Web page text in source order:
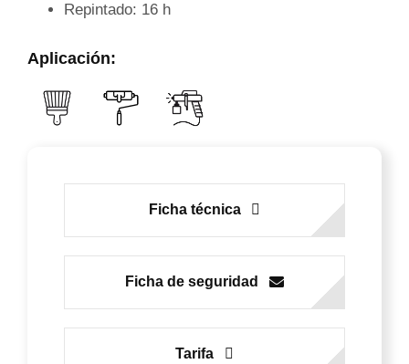
Repintado: 16 h
Aplicación:
Ficha técnica
Ficha de seguridad
Tarifa